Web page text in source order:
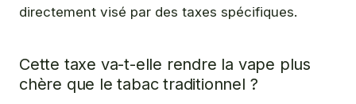
directement visé par des taxes spécifiques.
Cette taxe va-t-elle rendre la vape plus
chère que le tabac traditionnel ?